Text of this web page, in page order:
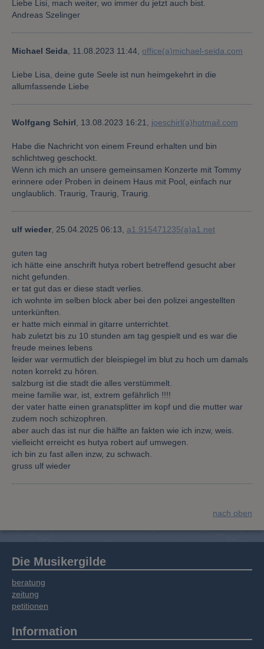
Liebe Lisi, mach weiter, wo immer du jetzt auch bist.
Andreas Szelinger
Michael Seida, 11.08.2023 11:44, office(a)michael-seida.com
Liebe Lisa, deine gute Seele ist nun heimgekehrt in die
allumfassende Liebe
Wolfgang Schirl, 13.08.2023 16:21, joeschirl(a)hotmail.com
Habe die Nachricht von einem Freund erhalten und bin
schlichtweg geschockt.
Wenn ich mich an unsere gemeinsamen Konzerte mit Tommy
erinnere oder Proben in deinem Haus mit Pool, einfach nur
unglaublich. Traurig, Traurig, Traurig.
ulf wieder, 25.04.2025 06:13, a1.915471235(a)a1.net
guten tag
ich hätte eine anschrift hutya robert betreffend gesucht aber
nicht gefunden.
er tat gut das er diese stadt verlies.
ich wohnte im selben block aber bei den polizei angestellten
unterkünften.
er hatte mich einmal in gitarre unterrichtet.
hab zuletzt bis zu 10 stunden am tag gespielt und es war die
freude meines lebens
leider war vermutlich der bleispiegel im blut zu hoch um damals
noten korrekt zu hören.
salzburg ist die stadt die alles verstümmelt.
meine familie war, ist, extrem gefährlich !!!!
der vater hatte einen granatsplitter im kopf und die mutter war
zudem noch schizophren.
aber auch das ist nur die hälfte an fakten wie ich inzw, weis.
vielleicht erreicht es hutya robert auf umwegen.
ich bin zu fast allen inzw, zu schwach.
gruss ulf wieder
nach oben
Die Musikergilde
beratung
zeitung
petitionen
Information